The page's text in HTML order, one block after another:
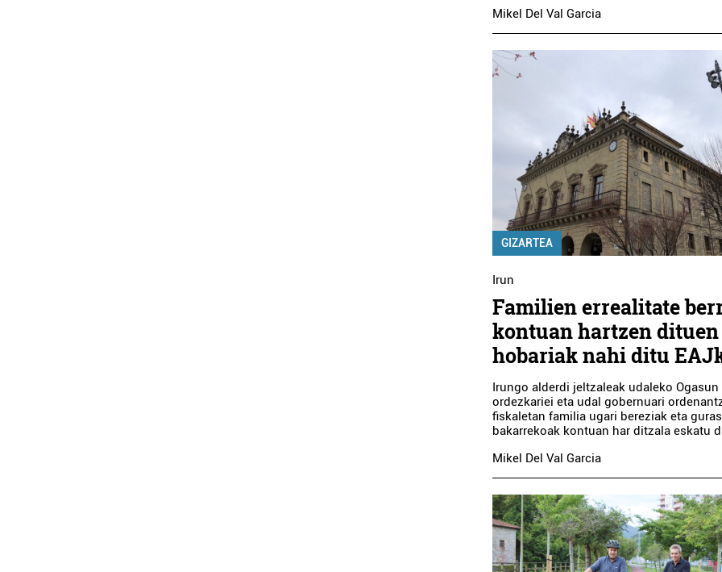
Mikel Del Val Garcia
GIZARTEA
Irun
Familien errealitate
kontuan hartzen dituen
hobariak nahi ditu
Irungo alderdi jeltzaleak udaleko Ogasun
ordezkariei eta udal gobernuari
fiskaletan familia ugari bereziak eta
bakarrekoak kontuan har ditzala eskatu
Mikel Del Val Garcia